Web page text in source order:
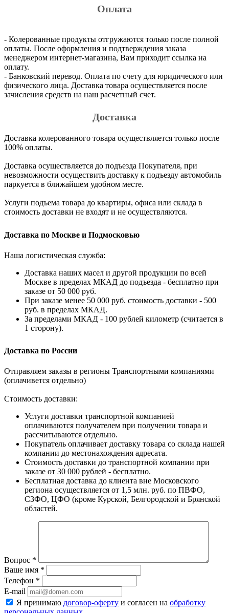
Оплата
- Колерованные продукты отгружаются только после полной
оплаты. После оформления и подтверждения заказа
менеджером интернет-магазина, Вам приходит ссылка на
оплату.
- Банковский перевод. Оплата по счету для юридического или
физического лица. Доставка товара осуществляется после
зачисления средств на наш расчетный счет.
Доставка
Доставка колерованного товара осуществляется только после
100% оплаты.
Доставка осуществляется до подъезда Покупателя, при
невозможности осуществить доставку к подъезду автомобиль
паркуется в ближайшем удобном месте.
Услуги подъема товара до квартиры, офиса или склада в
стоимость доставки не входят и не осуществляются.
Доставка по Москве и Подмосковью
Наша логистическая служба:
Доставка наших масел и другой продукции по всей
Москве в пределах МКАД до подъезда - бесплатно при
заказе от 50 000 руб.
При заказе менее 50 000 руб. стоимость доставки - 500
руб. в пределах МКАД.
За пределами МКАД - 100 рублей километр (считается в
1 сторону).
Доставка по России
Отправляем заказы в регионы Транспортными компаниями
(оплачивется отдельно)
Стоимость доставки:
Услуги доставки транспортной компанией
оплачиваются получателем при получении товара и
рассчитываются отдельно.
Покупатель оплачивает доставку товара со склада нашей
компании до местонахождения адресата.
Стоимость доставки до транспортной компании при
заказе от 30 000 рублей - бесплатно.
Бесплатная доставка до клиента вне Московского
региона осуществляется от 1,5 млн. руб. по ПВФО,
СЗФО, ЦФО (кроме Курской, Белгородской и Брянской
областей.
Вопрос *
Ваше имя *
Телефон *
E-mail
Я принимаю договор-оферту и согласен на обработку